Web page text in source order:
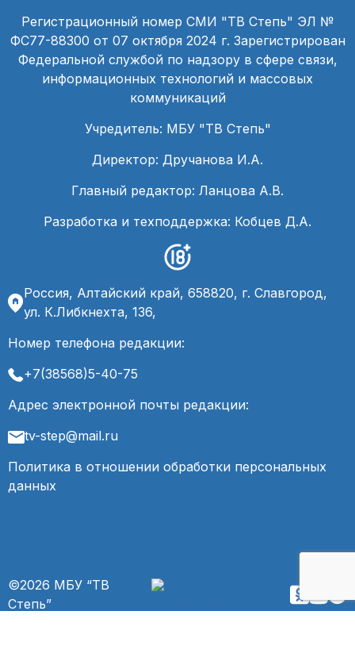
Регистрационный номер СМИ "ТВ Степь" ЭЛ №
ФС77-88300 от 07 октября 2024 г. Зарегистрирован
Федеральной службой по надзору в сфере связи,
информационных технологий и массовых
коммуникаций
Учредитель: МБУ "ТВ Степь"
Директор: Дручанова И.А.
Главный редактор: Ланцова А.В.
Разработка и техподдержка: Кобцев Д.А.
Россия, Алтайский край, 658820, г. Славгород,
ул. К.Либкнехта, 136,
Номер телефона редакции:
+7(38568)5-40-75
Адрес электронной почты редакции:
tv-step@mail.ru
Политика в отношении обработки персональных
данных
©2026 МБУ “ТВ
Степь”